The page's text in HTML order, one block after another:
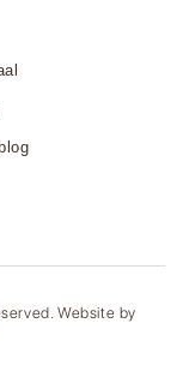
Website by